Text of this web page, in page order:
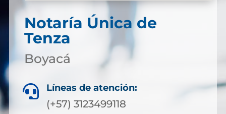
Notaría Única de
Tenza
Boyacá
 Líneas de atención:
(+57) 3123499118